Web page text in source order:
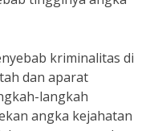
kriminalitas di
dan aparat
langkah
angka kejahatan